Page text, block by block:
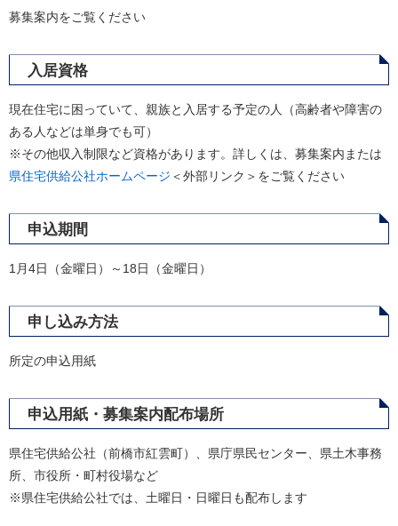
募集案内をご覧ください
入居資格
現在住宅に困っていて、親族と入居する予定の人（高齢者や障害の
ある人などは単身でも可）
※その他収入制限など資格があります。詳しくは、募集案内または
県住宅供給公社ホームページ ＜外部リンク＞ をご覧ください
申込期間
1月4日（金曜日）～18日（金曜日）
申し込み方法
所定の申込用紙
申込用紙・募集案内配布場所
県住宅供給公社（前橋市紅雲町）、県庁県民センター、県土木事務
所、市役所・町村役場など
※県住宅供給公社では、土曜日・日曜日も配布します